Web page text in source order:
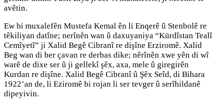
avêtin.
Ew bi muxalefên Mustefa Kemal ên li Enqerê û Stenbolê re
têkiliyan datîne; nerînên wan û daxuyaniya “Kürdîstan Tealî
Cemîyetî” ji Xalid Begê Cibranî re dişîne Erziromê. Xalid
Beg wan di ber çavan re derbas dike; nêrînên xwe yên di wî
warê de dixe ser û ji gellekî şêx, axa, mele û giregirên
Kurdan re dişîne. Xalid Begê Cibranî û Şêx Seîd, di Bihara
1922’an de, li Eziromê bi rojan li ser tevger û serîhildanê
dipeyivin.